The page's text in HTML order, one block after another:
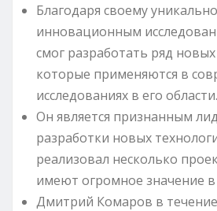
Благодаря своему
инновационным
смог разработать ряд
которые применяются в
исследованиях в его области.
Он является признанным
разработки новых
реализовал несколько
имеют огромное значение
Дмитрий Комаров в течение